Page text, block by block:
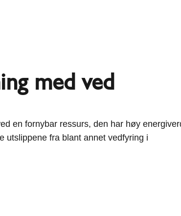
med ved
en fornybar ressurs, den har høy
utslippene fra blant annet vedfyring i